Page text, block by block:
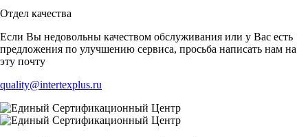
Отдел качества
Если Вы недовольны качеством обслуживания или у Вас есть
предложения по улучшению сервиса, просьба написать нам на
эту почту
quality@intertexplus.ru